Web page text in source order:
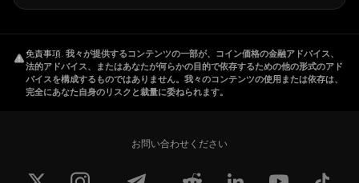
免責事項. 我々が提供するコンテンツの一部が、コイン価格の金融アドバイス、
法的アドバイス、またはあなたが何らかの目的で依存するための他の形式のアド
バイスを構成するものではありません。我々のコンテンツの使用または依存は、
完全にあなた自身のリスクと裁量に委ねられます。
お問い合わせください